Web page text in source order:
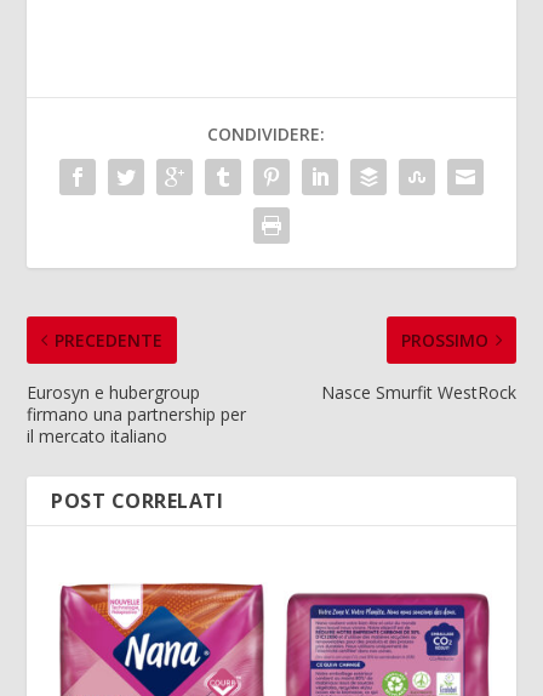
CONDIVIDERE:
PRECEDENTE
Eurosyn e hubergroup
firmano una partnership per
il mercato italiano
PROSSIMO
Nasce Smurfit WestRock
POST CORRELATI